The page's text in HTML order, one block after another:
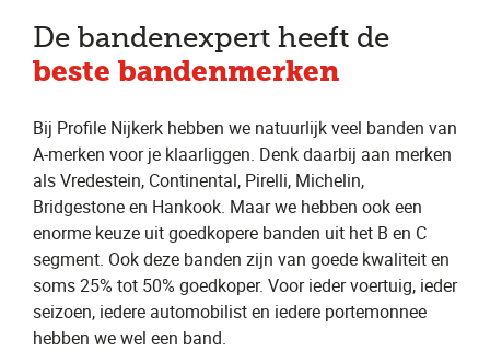
De bandenexpert heeft de
beste bandenmerken
Bij Profile Nijkerk hebben we natuurlijk veel banden van
A-merken voor je klaarliggen. Denk daarbij aan merken
als Vredestein, Continental, Pirelli, Michelin,
Bridgestone en Hankook. Maar we hebben ook een
enorme keuze uit goedkopere banden uit het B en C
segment. Ook deze banden zijn van goede kwaliteit en
soms 25% tot 50% goedkoper. Voor ieder voertuig, ieder
seizoen, iedere automobilist en iedere portemonnee
hebben we wel een band.